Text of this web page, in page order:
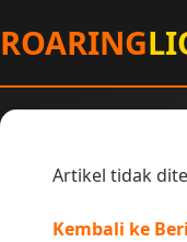
ROARING
Artikel tidak
Kembali ke